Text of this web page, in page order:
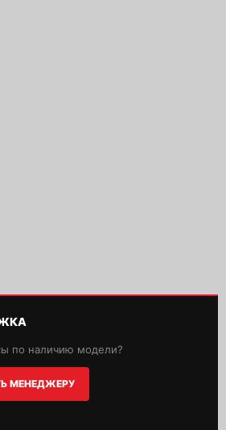
по наличию модели?
МЕНЕДЖЕРУ